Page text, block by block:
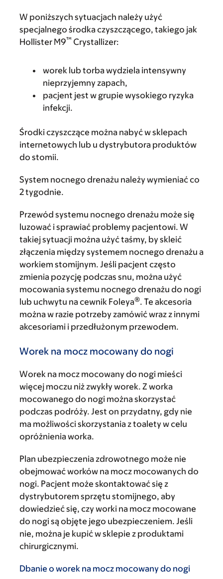
W poniższych sytuacjach należy użyć
specjalnego środka czyszczącego, takiego jak
Hollister M9™ Crystallizer:
worek lub torba wydziela intensywny
nieprzyjemny zapach,
pacjent jest w grupie wysokiego ryzyka
infekcji.
Środki czyszczące można nabyć w sklepach
internetowych lub u dystrybutora produktów
do stomii.
System nocnego drenażu należy wymieniać co
2 tygodnie.
Przewód systemu nocnego drenażu może się
luzować i sprawiać problemy pacjentowi. W
takiej sytuacji można użyć taśmy, by skleić
złączenia między systemem nocnego drenażu a
workiem stomijnym. Jeśli pacjent często
zmienia pozycję podczas snu, można użyć
mocowania systemu nocnego drenażu do nogi
lub uchwytu na cewnik Foleya®. Te akcesoria
można w razie potrzeby zamówić wraz z innymi
akcesoriami i przedłużonym przewodem.
Worek na mocz mocowany do nogi
Worek na mocz mocowany do nogi mieści
więcej moczu niż zwykły worek. Z worka
mocowanego do nogi można skorzystać
podczas podróży. Jest on przydatny, gdy nie
ma możliwości skorzystania z toalety w celu
opróżnienia worka.
Plan ubezpieczenia zdrowotnego może nie
obejmować worków na mocz mocowanych do
nogi. Pacjent może skontaktować się z
dystrybutorem sprzętu stomijnego, aby
dowiedzieć się, czy worki na mocz mocowane
do nogi są objęte jego ubezpieczeniem. Jeśli
nie, można je kupić w sklepie z produktami
chirurgicznymi.
Dbanie o worek na mocz mocowany do nogi